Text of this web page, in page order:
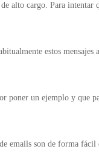
alto cargo. Para
estos
poner un ejemplo y que
emails son de forma